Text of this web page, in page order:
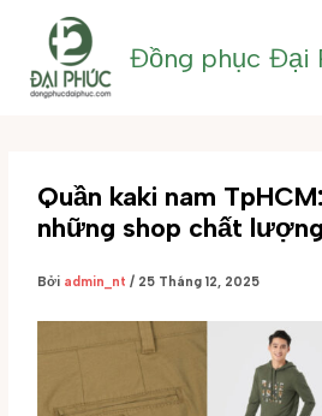
dung
Đồng phục Đại
Quần kaki nam
những shop chất
Bởi admin_nt/ 25 Tháng 12, 2025